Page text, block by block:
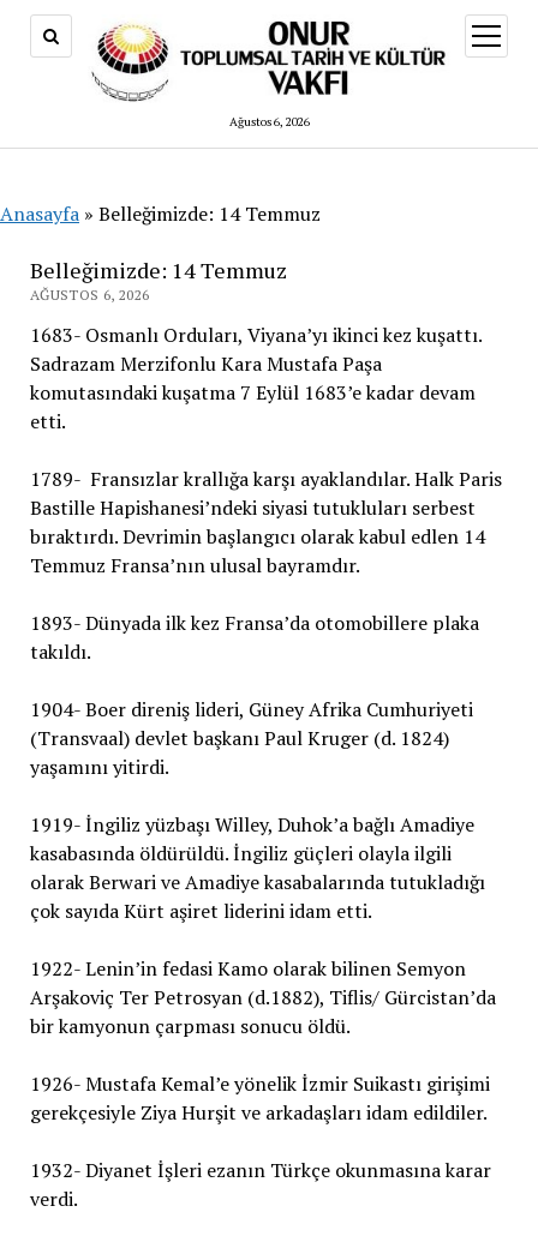
Ağustos 6, 2026
aç
Anasayfa » Belleğimizde: 14 Temmuz
Belleğimizde: 14 Temmuz
AĞUSTOS 6, 2026
1683- Osmanlı Orduları, Viyana’yı ikinci kez kuşattı.
Sadrazam Merzifonlu Kara Mustafa Paşa
komutasındaki kuşatma 7 Eylül 1683’e kadar devam
etti.
1789- Fransızlar krallığa karşı ayaklandılar. Halk Paris
Bastille Hapishanesi’ndeki siyasi tutukluları serbest
bıraktırdı. Devrimin başlangıcı olarak kabul edlen 14
Temmuz Fransa’nın ulusal bayramdır.
1893- Dünyada ilk kez Fransa’da otomobillere plaka
takıldı.
1904- Boer direniş lideri, Güney Afrika Cumhuriyeti
(Transvaal) devlet başkanı Paul Kruger (d. 1824)
yaşamını yitirdi.
1919- İngiliz yüzbaşı Willey, Duhok’a bağlı Amadiye
kasabasında öldürüldü. İngiliz güçleri olayla ilgili
olarak Berwari ve Amadiye kasabalarında tutukladığı
çok sayıda Kürt aşiret liderini idam etti.
1922- Lenin’in fedasi Kamo olarak bilinen Semyon
Arşakoviç Ter Petrosyan (d.1882), Tiflis/ Gürcistan’da
bir kamyonun çarpması sonucu öldü.
1926- Mustafa Kemal’e yönelik İzmir Suikastı girişimi
gerekçesiyle Ziya Hurşit ve arkadaşları idam edildiler.
1932- Diyanet İşleri ezanın Türkçe okunmasına karar
verdi.